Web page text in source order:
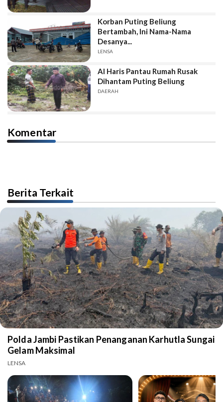
Korban Puting Beliung
Bertambah, Ini Nama-Nama
Desanya...
LENSA
Al Haris Pantau Rumah Rusak
Dihantam Puting Beliung
DAERAH
Komentar
Berita Terkait
Polda Jambi Pastikan Penanganan Karhutla Sungai
Gelam Maksimal
LENSA